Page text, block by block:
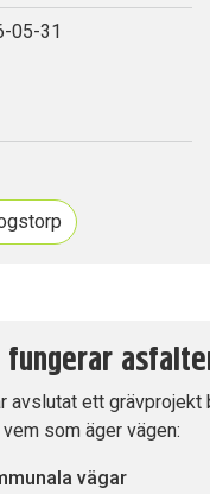
05-31
fungerar
avslutat ett
som äger vägen:
vägar